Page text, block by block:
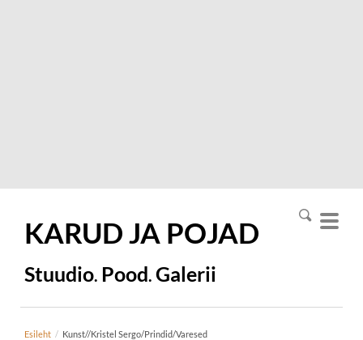
KARUD JA POJAD
Stuudio. Pood. Galerii
Esileht / Kunst//Kristel Sergo/Prindid/Varesed